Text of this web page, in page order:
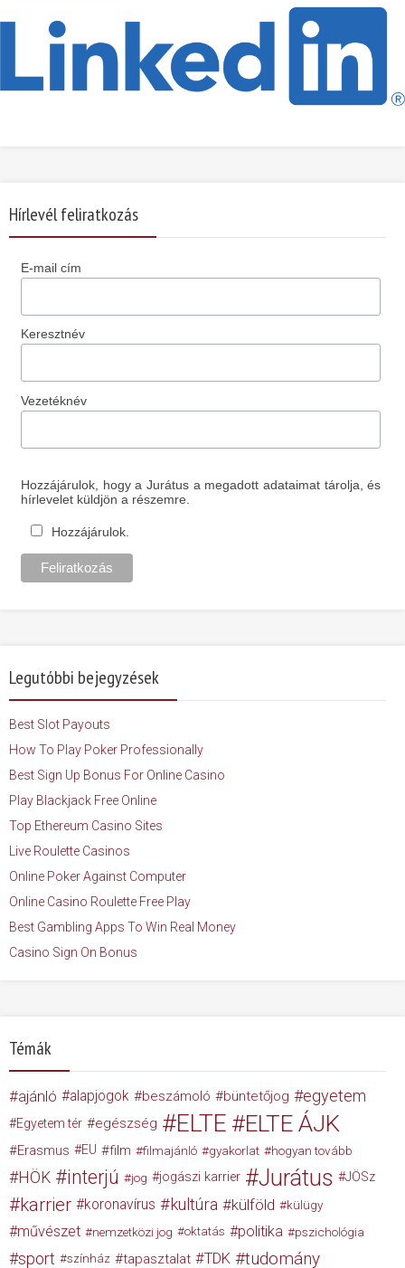
Hírlevél feliratkozás
E-mail cím
Keresztnév
Vezetéknév
Hozzájárulok, hogy a Jurátus a megadott adataimat tárolja, és
hírlevelet küldjön a részemre.
Hozzájárulok.
Legutóbbi bejegyzések
Best Slot Payouts
How To Play Poker Professionally
Best Sign Up Bonus For Online Casino
Play Blackjack Free Online
Top Ethereum Casino Sites
Live Roulette Casinos
Online Poker Against Computer
Online Casino Roulette Free Play
Best Gambling Apps To Win Real Money
Casino Sign On Bonus
Témák
ajánló alapjogok beszámoló büntetőjog egyetem
Egyetem tér egészség ELTE ELTE ÁJK
Erasmus EU film filmajánló gyakorlat hogyan tovább
HÖK interjú jog jogászi karrier Jurátus JÖSz
karrier koronavírus kultúra külföld külügy
művészet nemzetközi jog oktatás politika pszichológia
sport színház tapasztalat TDK tudomány